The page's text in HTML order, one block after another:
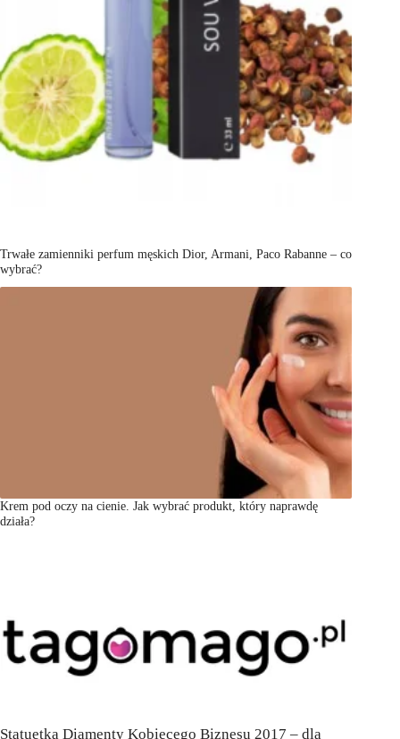
Trwałe zamienniki perfum męskich Dior, Armani, Paco Rabanne – co
wybrać?
Krem pod oczy na cienie. Jak wybrać produkt, który naprawdę
działa?
Statuetka Diamenty Kobiecego Biznesu 2017 – dla